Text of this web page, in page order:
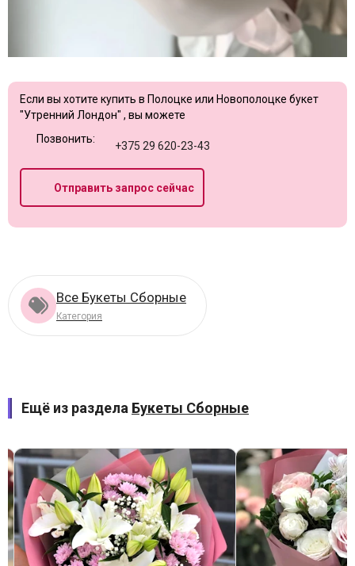
Если вы хотите купить в Полоцке или Новополоцке букет
"Утренний Лондон" , вы можете
Позвонить:
+375 29 620-23-43
Отправить запрос сейчас
Все Букеты Сборные
Категория
Ещё из раздела Букеты Сборные